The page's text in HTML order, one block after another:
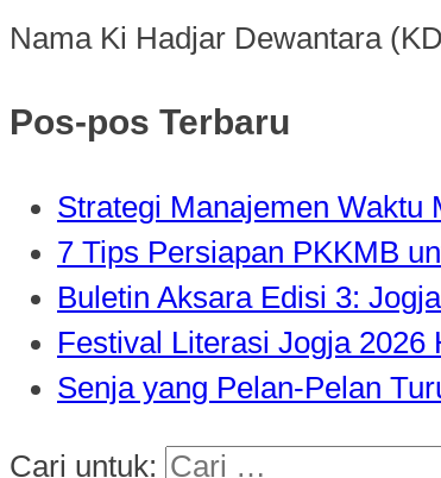
Nama Ki Hadjar Dewantara
Pos-pos Terbaru
Strategi Manajemen Waktu
7 Tips Persiapan PKKMB
Buletin Aksara Edisi 3:
Festival Literasi Jogja
Senja yang Pelan-Pelan
Cari untuk: